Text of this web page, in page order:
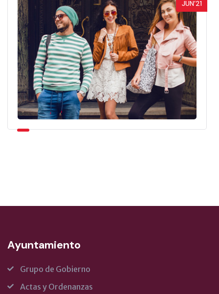
JUN’21
Ayuntamiento
Grupo de Gobierno
Actas y Ordenanzas